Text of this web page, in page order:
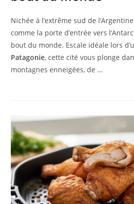
Nichée à l’extrême sud de
comme la porte d’entrée vers
bout du monde. Escale idéale lors
Patagonie, cette cité vous plonge
montagnes enneigées, de …